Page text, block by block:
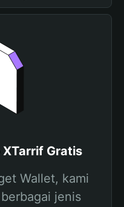
Gratis
Wallet, kami
jenis